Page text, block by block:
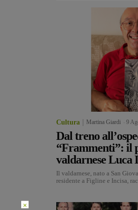
Cultura Martina Giardi 9
Dal treno
“Frammenti”: il
valdarnese Luca
Il valdarnese, nato a San
residente a Figline e Incisa,
×